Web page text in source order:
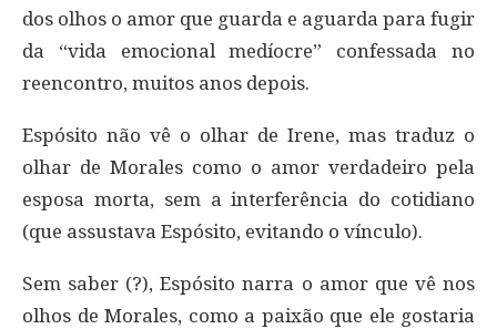
dos olhos o amor que guarda e aguarda para fugir
da “vida emocional medíocre” confessada no
reencontro, muitos anos depois.
Espósito não vê o olhar de Irene, mas traduz o
olhar de Morales como o amor verdadeiro pela
esposa morta, sem a interferência do cotidiano
(que assustava Espósito, evitando o vínculo).
Sem saber (?), Espósito narra o amor que vê nos
olhos de Morales, como a paixão que ele gostaria